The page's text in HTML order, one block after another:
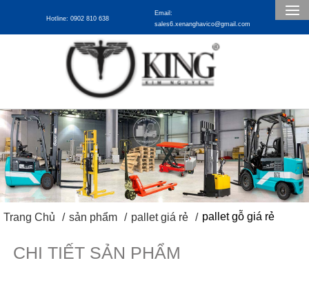
Hotline: 0902 810 638
Email:
sales6.xenanghavico@gmail.com
Trang Chủ sản phẩm pallet giá rẻ pallet gỗ giá rẻ
CHI TIẾT SẢN PHẨM